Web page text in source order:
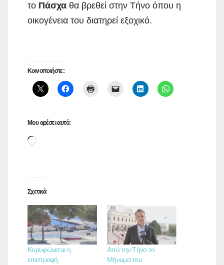
το Πάσχα θα βρεθεί στην Τήνο όπου η
οικογένεια του διατηρεί εξοχικό.
Κοινοποιήστε:
Μου αρέσει αυτό:
Loading…
Σχετικά
Κορυφώνεται η
επιστροφή.
Από την Τήνο το
Μήνυμα του